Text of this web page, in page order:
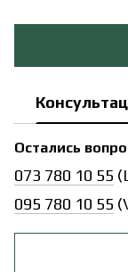
Остались
073 780 10 55
095 780 10 55